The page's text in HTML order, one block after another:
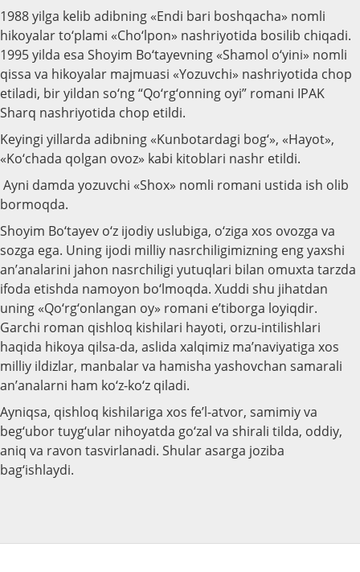
1988 yilga kelib adibning «Endi bari boshqacha» nomli
hikoyalar to‘plami «Cho‘lpon» nashriyotida bosilib chiqadi.
1995 yilda esa Shoyim Bo‘tayevning «Shamol o‘yini» nomli
qissa va hikoyalar majmuasi «Yozuvchi» nashriyotida chop
etiladi, bir yildan so‘ng “Qo‘rg‘onning oyi” romani IPAK
Sharq nashriyotida chop etildi.
Keyingi yillarda adibning «Kunbotardagi bog‘», «Hayot»,
«Ko‘chada qolgan ovoz» kabi kitoblari nashr etildi.
Ayni damda yozuvchi «Shox» nomli romani ustida ish olib
bormoqda.
Shoyim Bo‘tayev o‘z ijodiy uslubiga, o‘ziga xos ovozga va
sozga ega. Uning ijodi milliy nasrchiligimizning eng yaxshi
an’analarini jahon nasrchiligi yutuqlari bilan omuxta tarzda
ifoda etishda namoyon bo‘lmoqda. Xuddi shu jihatdan
uning «Qo‘rg‘onlangan oy» romani e’tiborga loyiqdir.
Garchi roman qishloq kishilari hayoti, orzu-intilishlari
haqida hikoya qilsa-da, aslida xalqimiz ma’naviyatiga xos
milliy ildizlar, manbalar va hamisha yashovchan samarali
an’analarni ham ko‘z-ko‘z qiladi.
Ayniqsa, qishloq kishilariga xos fe’l-atvor, samimiy va
beg‘ubor tuyg‘ular nihoyatda go‘zal va shirali tilda, oddiy,
aniq va ravon tasvirlanadi. Shular asarga joziba
bag‘ishlaydi.